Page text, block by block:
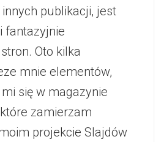
publikacji, jest
fantazyjnie
Oto kilka
mnie elementów,
się w magazynie
zamierzam
projekcie Slajdów